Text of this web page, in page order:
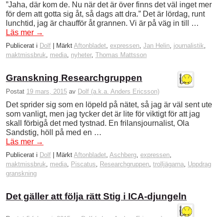
”Jaha, där kom de. Nu när det är över finns det väl inget mer
för dem att gotta sig åt, så dags att dra.” Det är lördag, runt
lunchtid, jag är chaufför åt grannen. Vi är på väg in till …
Läs mer →
Publicerat i Dolf Märkt Aftonbladet, expressen, Jan Helin, journalistik,
maktmissbruk, media, nyheter, Thomas Mattsson
Granskning Researchgruppen
Postat 19 mars, 2015 av Dolf (a.k.a. Anders Ericsson)
Det sprider sig som en löpeld på nätet, så jag är väl sent ute
som vanligt, men jag tycker det är lite för viktigt för att jag
skall förbigå det med tystnad. En frilansjournalist, Ola
Sandstig, höll på med en …
Läs mer →
Publicerat i Dolf Märkt Aftonbladet Aschberg expressen
maktmissbruk
media Piscatus Researchgruppen trolljägarna
Uppdrag
granskning
Det gäller att följa rätt Stig i ICA-djungeln